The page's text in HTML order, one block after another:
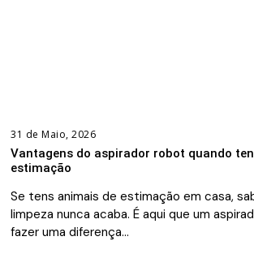
31 de Maio, 2026
Vantagens do aspirador robot quando
estimação
Se tens animais de estimação em casa,
limpeza nunca acaba. É aqui que um
fazer uma diferença…